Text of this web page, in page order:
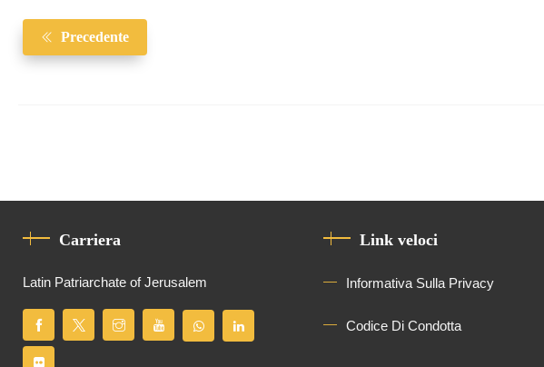
Precedente
Carriera
Latin Patriarchate of Jerusalem
Link veloci
Informativa Sulla Privacy
Codice Di Condotta